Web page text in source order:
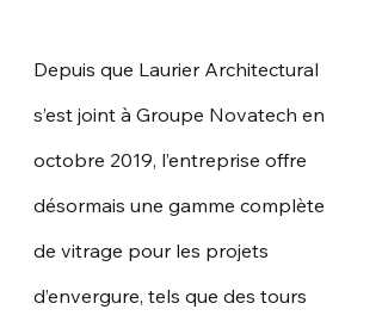
Depuis que Laurier Architectural
s’est joint à Groupe Novatech en
octobre 2019, l’entreprise offre
désormais une gamme complète
de vitrage pour les projets
d’envergure, tels que des tours